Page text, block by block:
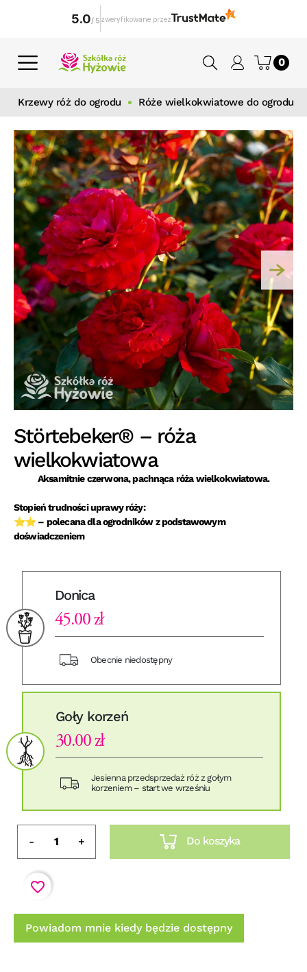
0
Krzewy róż do ogrodu Róże wielkokwiatowe do ogrodu
Störtebeker® – róża
wielkokwiatowa
Aksamitnie czerwona, pachnąca róża wielkokwiatowa.
Stopień trudności uprawy róży:
⭐⭐ – polecana dla ogrodników z podstawowym
doświadczeniem
Donica
45.00 zł
Obecnie niedostępny
Goły korzeń
30.00 zł
Jesienna przedsprzedaż róż z gołym
korzeniem – start we wrześniu
Do koszyka
- +
favorite_border
Powiadom mnie kiedy będzie dostępny
5.0/ 5 zweryfikowane przez